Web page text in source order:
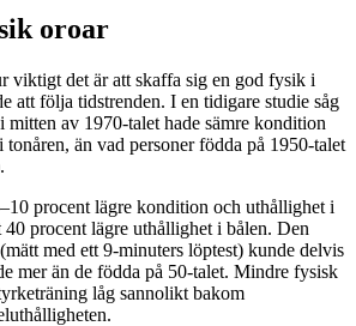
oroar
viktigt det är att skaffa sig en god fysik i
att följa tidstrenden. I en tidigare studie såg
av 1970-talet hade sämre kondition
än vad personer födda på 1950-talet
procent lägre kondition och uthållighet i
procent lägre uthållighet i bålen. Den
med ett 9-minuters löptest) kunde delvis
mer än de födda på 50-talet. Mindre fysisk
låg sannolikt bakom